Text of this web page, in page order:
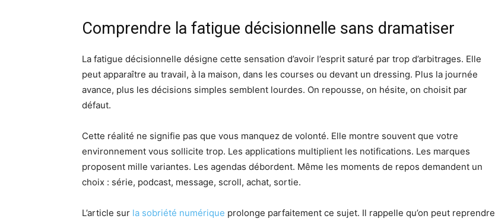
Comprendre la fatigue décisionnelle sans dramatiser
La fatigue décisionnelle désigne cette sensation d’avoir l’esprit saturé par trop d’arbitrages. Elle
peut apparaître au travail, à la maison, dans les courses ou devant un dressing. Plus la journée
avance, plus les décisions simples semblent lourdes. On repousse, on hésite, on choisit par
défaut.
Cette réalité ne signifie pas que vous manquez de volonté. Elle montre souvent que votre
environnement vous sollicite trop. Les applications multiplient les notifications. Les marques
proposent mille variantes. Les agendas débordent. Même les moments de repos demandent un
choix : série, podcast, message, scroll, achat, sortie.
L’article sur la sobriété numérique prolonge parfaitement ce sujet. Il rappelle qu’on peut reprendre